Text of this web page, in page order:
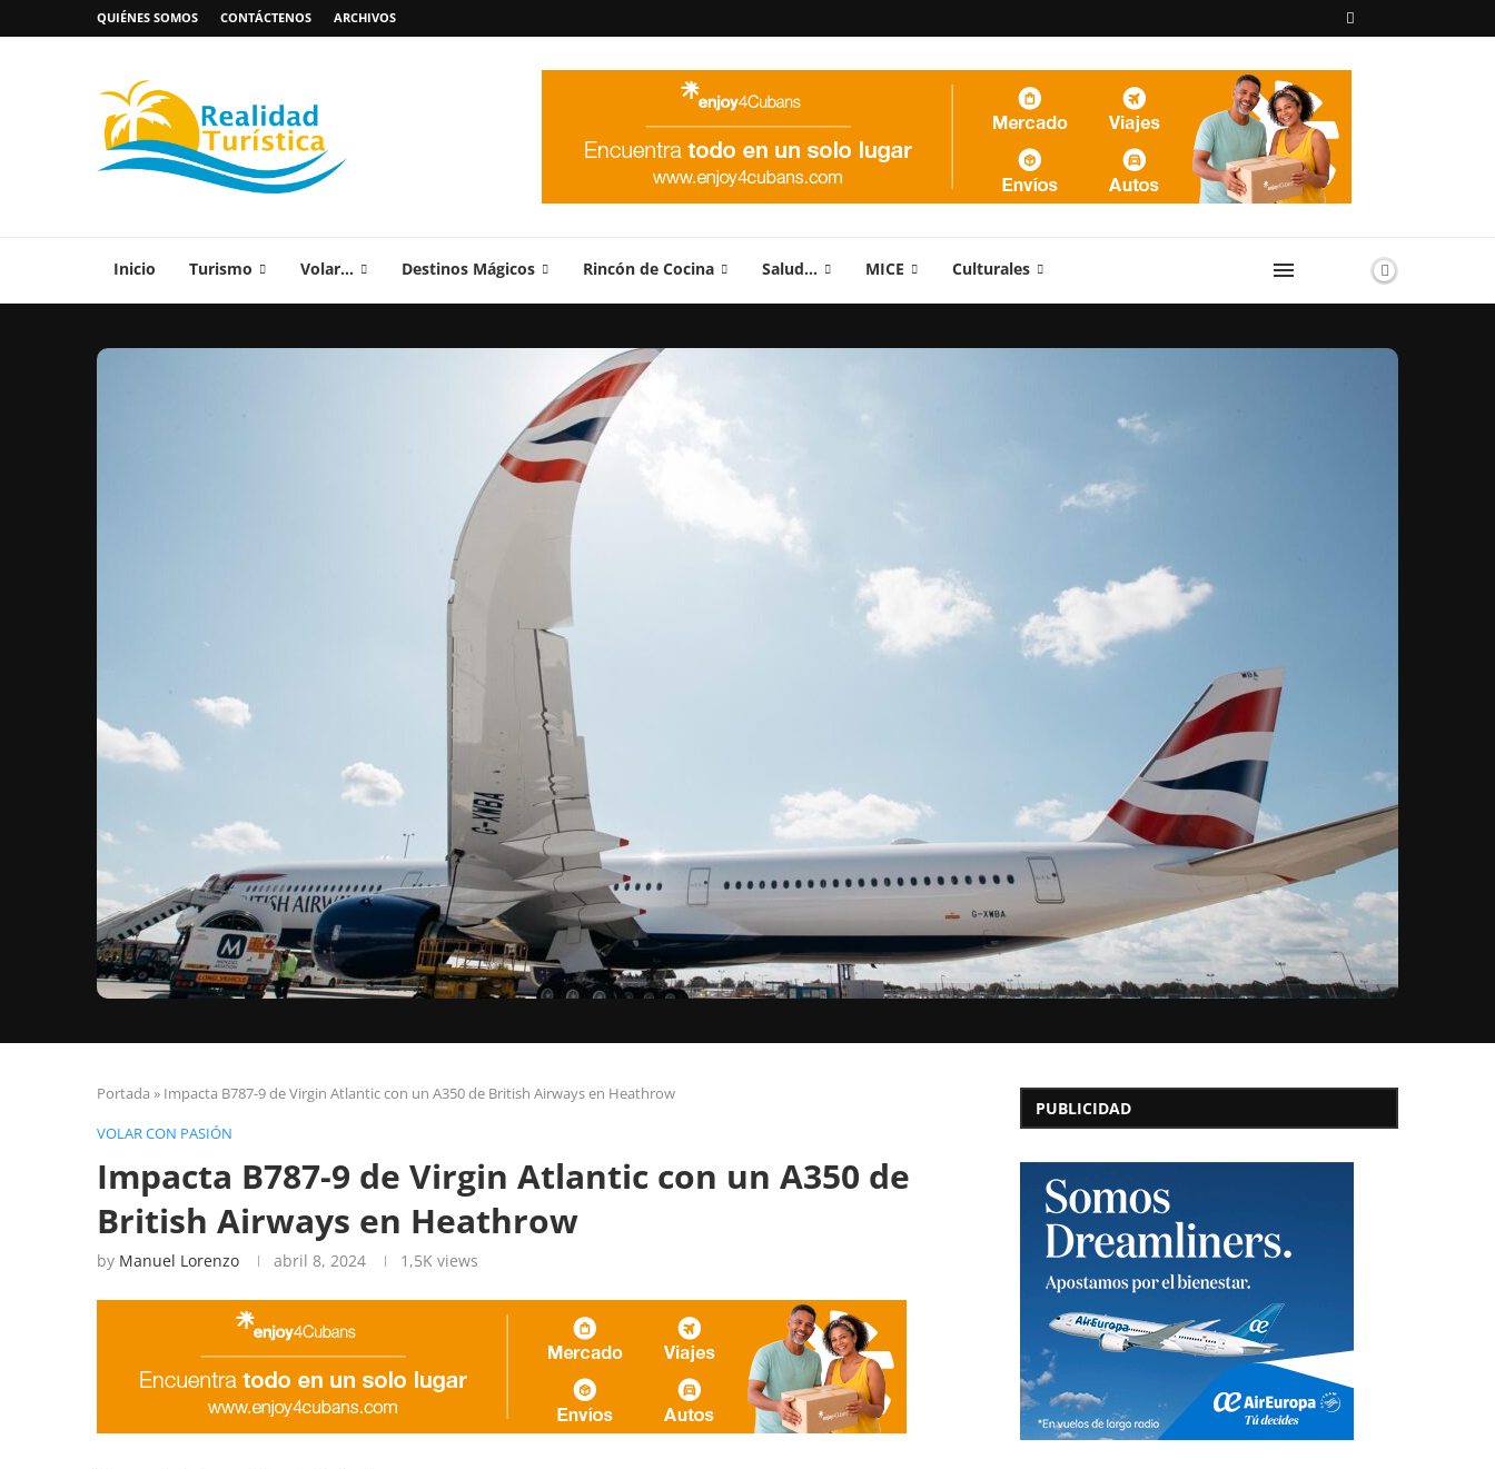
QUIÉNES SOMOS CONTÁCTENOS ARCHIVOS
Inicio Turismo Volar… Destinos Mágicos Rincón de Cocina Salud… MICE Culturales
Portada » Impacta B787-9 de Virgin Atlantic con un A350 de British Airways en Heathrow
VOLAR CON PASIÓN
Impacta B787-9 de Virgin Atlantic con un A350 de
British Airways en Heathrow
by Manuel Lorenzo abril 8, 2024 1,5K views
PUBLICIDAD